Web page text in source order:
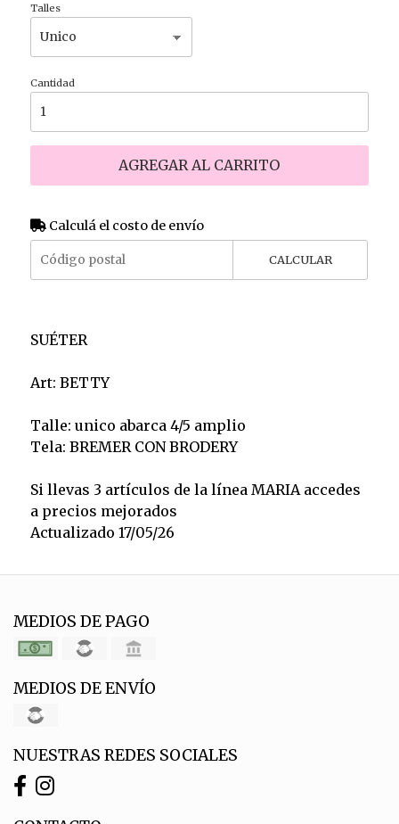
Talles
Cantidad
AGREGAR AL CARRITO
Calculá el costo de envío
CALCULAR
SUÉTER
Art: BETTY
Talle: unico abarca 4/5 amplio
Tela: BREMER CON BRODERY
Si llevas 3 artículos de la línea MARIA accedes
a precios mejorados
Actualizado 17/05/26
MEDIOS DE PAGO
MEDIOS DE ENVÍO
NUESTRAS REDES SOCIALES